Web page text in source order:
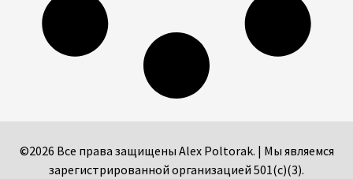
©2026 Все права защищены Alex Poltorak. | Мы являемся
зарегистрированной организацией 501(c)(3).